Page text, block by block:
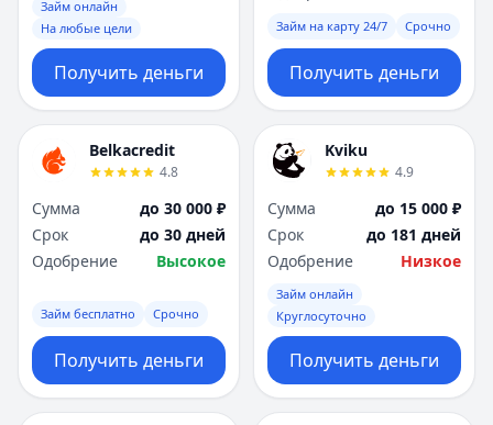
Займ онлайн
На любые цели
Получить деньги
Займ на карту 24/7 Срочно
Получить деньги
Belkacredit
4.8
Сумма
до 30 000 ₽
Срок
до 30 дней
Одобрение
Высокое
Займ бесплатно Срочно
Получить деньги
Kviku
4.9
Сумма
до 15 000 ₽
Срок
до 181 дней
Одобрение
Низкое
Займ онлайн
Круглосуточно
Получить деньги